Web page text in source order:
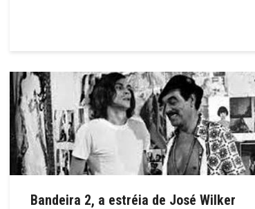
Bandeira 2, a estréia de José Wilker